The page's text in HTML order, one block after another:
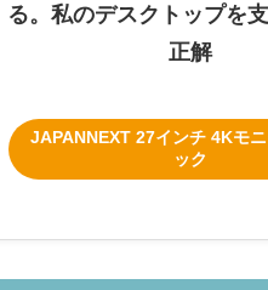
る。私のデスクトップを
正解
JAPANNEXT 27インチ 4Kモ
ック